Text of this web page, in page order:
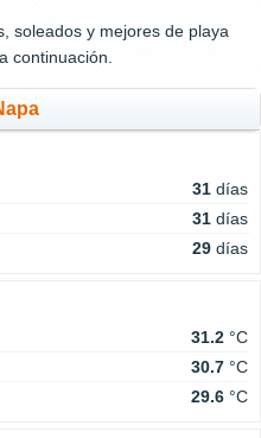
soleados y mejores de playa
continuación.
31 días
31 días
29 días
31.2 °C
30.7 °C
29.6 °C